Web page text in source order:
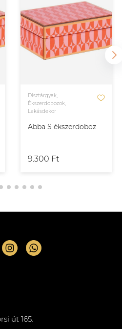
Abba S ékszerdoboz
Dísztárgyak,
Ékszerdobozok,
Lakásdekor
9.300 Ft
út 165.